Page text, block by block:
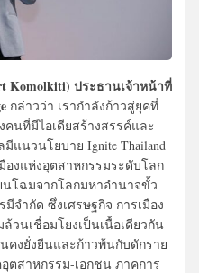
Komolkiti) ประธานเจ้าหน้าที่
กล่าวว่า เรากำลังก้าวสู่ยุคที่
นที่มีไอเดียสร้างสรรค์และ
แนวนโยบาย Ignite Thailand
องแห่งอุตสาหกรรมระดับโลก
โฉมจากโลกมหาอำนาจขั้ว
จำกัด ซึ่งเศรษฐกิจ การเมือง
วนเชื่อมโยงเป็นเนื้อเดียวกัน
คงยั่งยืนและก้าวพ้นกับดักราย
ตสาหกรรม-เอกชน ภาคการ